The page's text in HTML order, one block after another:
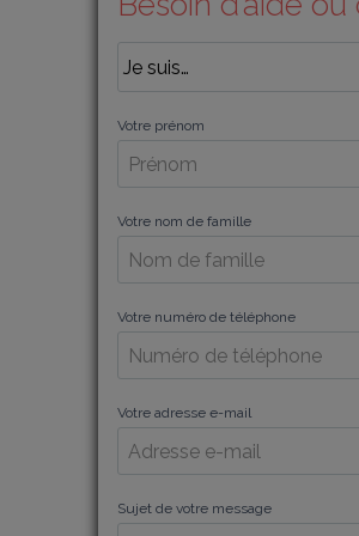
Votre prénom
Votre nom de famille
Votre numéro de téléphone
Votre adresse e-mail
Sujet de votre message